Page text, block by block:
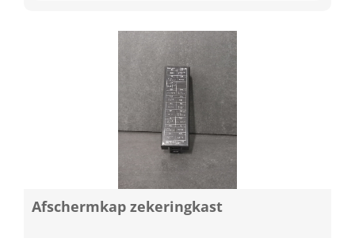
Afschermkap zekeringkast